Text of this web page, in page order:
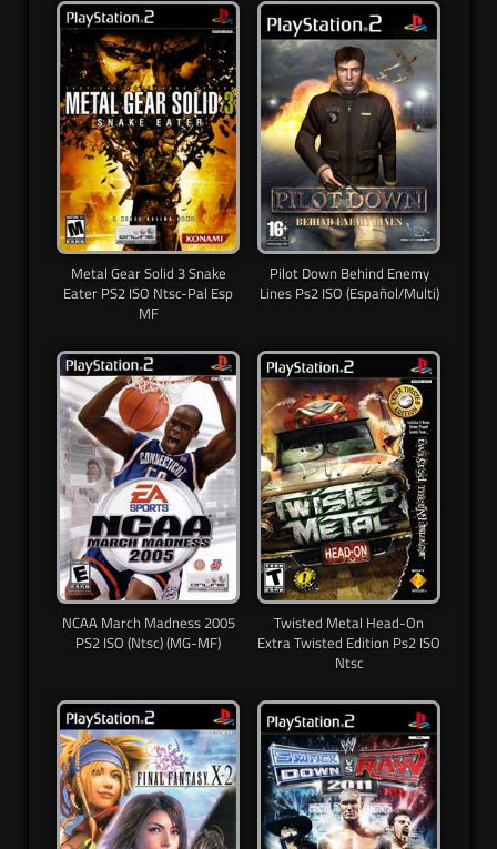
Metal Gear Solid 3 Snake
Eater PS2 ISO Ntsc-Pal Esp
MF
Pilot Down Behind Enemy
Lines Ps2 ISO (Español/Multi)
NCAA March Madness 2005
PS2 ISO (Ntsc) (MG-MF)
Twisted Metal Head-On
Extra Twisted Edition Ps2 ISO
Ntsc